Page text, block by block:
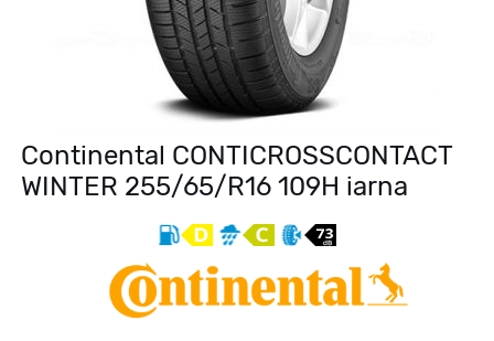
Continental CONTICROSSCONTACT
WINTER 255/65/R16 109H iarna